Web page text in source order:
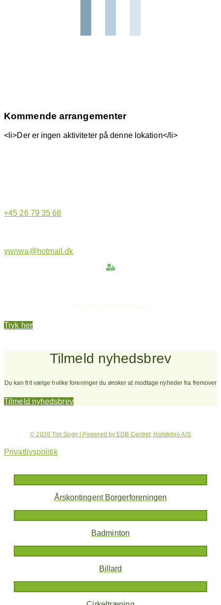
Kommende arrangementer
<li>Der er ingen aktiviteter på denne lokation</li>
+45 26 79 35 68
ywnwa@hotmail.dk
Tryk her
Tilmeld nyhedsbrev
Du kan frit vælge hvilke foreninger du ønsker at modtage nyheder fra fremover
Tilmeld nyhedsbrev
© 2026 Tim Sogn | Powered by EDB Centret, Holstebro A/S
Privatlivspolitik
Årskontingent Borgerforeningen
Badminton
Billard